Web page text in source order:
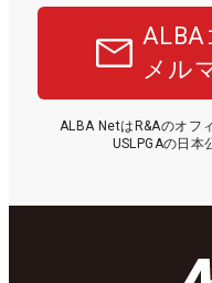
ALBA
メル
ALBA NetはR&Aのオフ
USLPGAの日本